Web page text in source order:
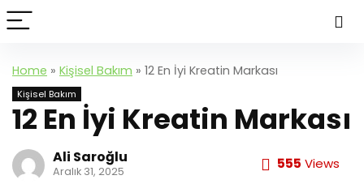
Home » Kişisel Bakım » 12 En İyi Kreatin Markası
Kişisel Bakım
12 En İyi Kreatin Markası
Ali Saroğlu
Aralık 31, 2025 555 Views